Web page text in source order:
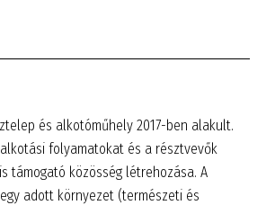
és alkotóműhely 2017-ben alakult.
folyamatokat és a résztvevők
támogató közösség létrehozása. A
adott környezet (természeti és